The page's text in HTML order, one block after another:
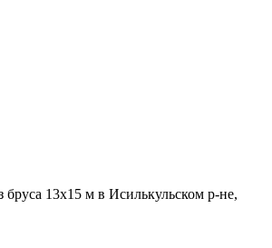
13х15 м в Исилькульском р-не,